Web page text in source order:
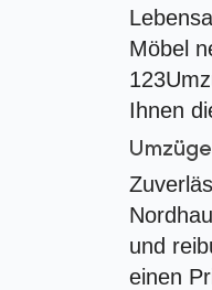
Möbel
Ihnen
und
einen